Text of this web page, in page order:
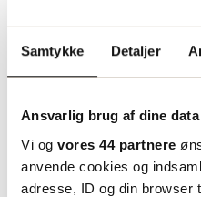
Samtykke Detaljer
Ansvarlig brug af dine data
Vi og vores 44 partnere
anvende cookies og
adresse, ID og din